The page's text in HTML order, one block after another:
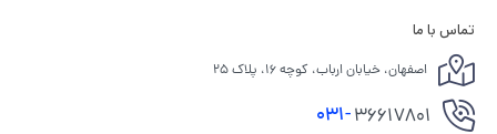
تماس با ما
اصفهان، خیابان ارباب، کوچه ۱۶، پلاک ۲۵
031-36617801